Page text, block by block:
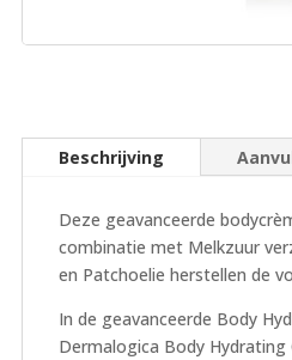
Beschrijving
Deze geavanceerde
combinatie met Melkzuur
en Patchoelie herstellen de
In de geavanceerde Body
Dermalogica Body